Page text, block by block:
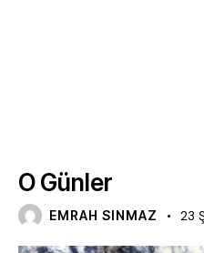
O Günler
EMRAH SINMAZ 23